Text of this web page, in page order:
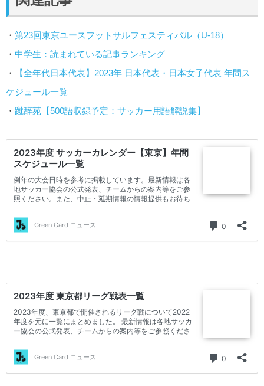
・ 第23回東京ユースフットサルフェスティバル（U-18）
・ 中学生：読まれている記事ランキング
・
【全年代日本代表】2023年 日本代表・日本女子代表 年間ス
ケジュール一覧
・ 蹴辞苑【500語収録予定：サッカー用語解説集】